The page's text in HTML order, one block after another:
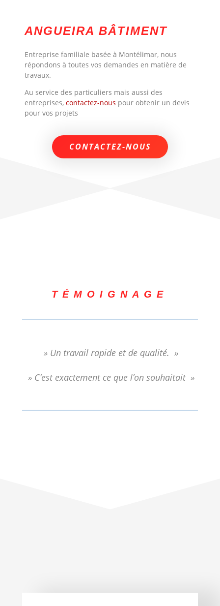
ANGUEIRA BÂTIMENT
Entreprise familiale basée à Montélimar, nous
répondons à toutes vos demandes en matière de
travaux.
Au service des particuliers mais aussi des
entreprises, contactez-nous pour obtenir un devis
pour vos projets
CONTACTEZ-NOUS
TÉMOIGNAGE
» Un travail rapide et de qualité. »
» C’est exactement ce que l’on souhaitait »